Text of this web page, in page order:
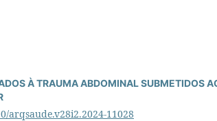
À TRAUMA ABDOMINAL SUBMETIDOS
arqsaude.v28i2.2024-11028